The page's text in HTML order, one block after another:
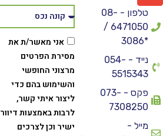
טלפון - 08-
6471050 /
*3086
נייד - 054-
5515343
פקס - 073-
7308250
מייל -
אני מאשר/ת את
מסירת הפרטים
מרצוני החופשי
והשימוש בהם כדי
ליצור איתי קשר,
לרבות באמצעות דיוור
ישיר וכן לצרכים